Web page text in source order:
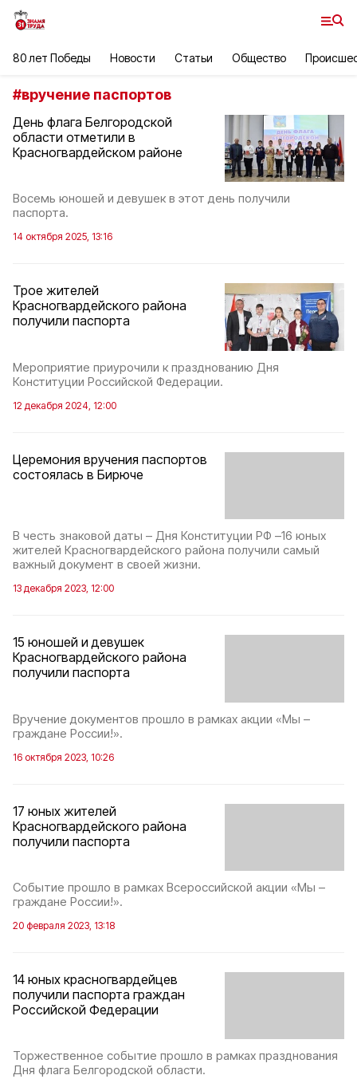
80 лет Победы Новости Статьи Общество
#вручение паспортов
День флага Белгородской
области отметили в
Красногвардейском районе
Восемь юношей и девушек в этот день получили
паспорта.
14 октября 2025, 13:16
Трое жителей
Красногвардейского района
получили паспорта
Мероприятие приурочили к празднованию Дня
Конституции Российской Федерации.
12 декабря 2024, 12:00
Церемония вручения паспортов
состоялась в Бирюче
В честь знаковой даты – Дня Конституции РФ –16 юных
жителей Красногвардейского района получили самый
важный документ в своей жизни.
13 декабря 2023, 12:00
15 юношей и девушек
Красногвардейского района
получили паспорта
Вручение документов прошло в рамках акции «Мы –
граждане России!».
16 октября 2023, 10:26
17 юных жителей
Красногвардейского района
получили паспорта
Событие прошло в рамках Всероссийской акции «Мы –
граждане России!».
20 февраля 2023, 13:18
14 юных красногвардейцев
получили паспорта граждан
Российской Федерации
Торжественное событие прошло в рамках празднования
Дня флага Белгородской области.